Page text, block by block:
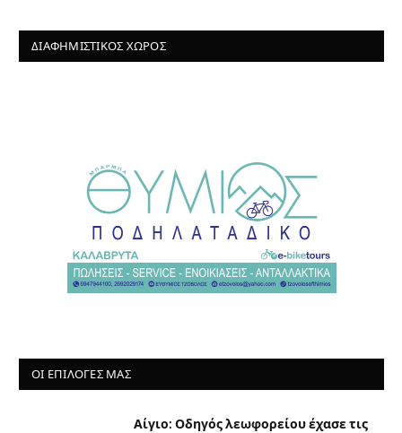
ΔΙΑΦΗΜΙΣΤΙΚΌΣ ΧΏΡΟΣ
ΟΙ ΕΠΙΛΟΓΈΣ ΜΑΣ
Αίγιο: Οδηγός λεωφορείου έχασε τις